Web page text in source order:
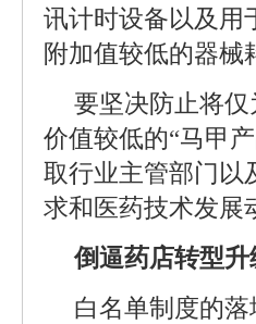
讯计时设备以及用
附加值较低的器械
要坚决防止将
价值较低的“马甲
取行业主管部门以
求和医药技术发展
倒逼药店转型升
白名单制度的